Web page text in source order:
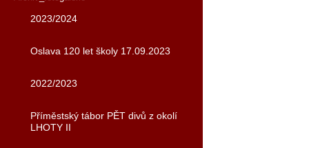
2023/2024
Oslava 120 let školy 17.09.2023
2022/2023
Příměstský tábor PĚT divů z okolí
LHOTY II